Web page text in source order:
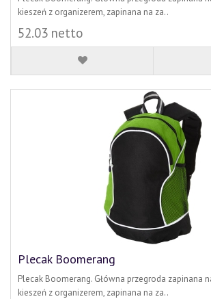
kieszeń z organizerem, zapinana na za..
52.03 netto
Plecak Boomerang
Plecak Boomerang. Główna przegroda zapinana
kieszeń z organizerem, zapinana na za..